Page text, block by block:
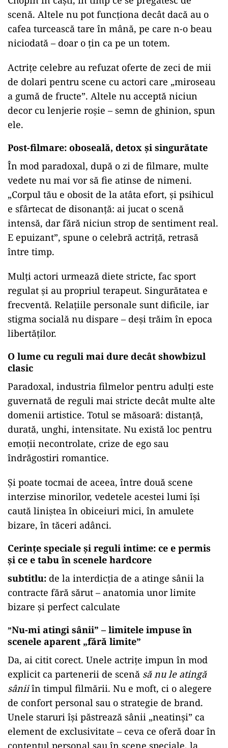
scenă. Altele nu pot funcționa decât dacă au o
cafea turcească tare în mână, pe care n-o beau
niciodată – doar o țin ca pe un totem.
Actrițe celebre au refuzat oferte de zeci de mii
de dolari pentru scene cu actori care „miroseau
a gumă de fructe”. Altele nu acceptă niciun
decor cu lenjerie roșie – semn de ghinion, spun
ele.
Post-filmare: oboseală, detox și singurătate
În mod paradoxal, după o zi de filmare, multe
vedete nu mai vor să fie atinse de nimeni.
„Corpul tău e obosit de la atâta efort, și psihicul
e sfârtecat de disonanță: ai jucat o scenă
intensă, dar fără niciun strop de sentiment real.
E epuizant”, spune o celebră actriță, retrasă
între timp.
Mulți actori urmează diete stricte, fac sport
regulat și au propriul terapeut. Singurătatea e
frecventă. Relațiile personale sunt dificile, iar
stigma socială nu dispare – deși trăim în epoca
libertăților.
O lume cu reguli mai dure decât showbizul
clasic
Paradoxal, industria filmelor pentru adulți este
guvernată de reguli mai stricte decât multe alte
domenii artistice. Totul se măsoară: distanță,
durată, unghi, intensitate. Nu există loc pentru
emoții necontrolate, crize de ego sau
îndrăgostiri romantice.
Și poate tocmai de aceea, între două scene
interzise minorilor, vedetele acestei lumi își
caută liniștea în obiceiuri mici, în amulete
bizare, în tăceri adânci.
Cerințe speciale și reguli intime: ce e permis
și ce e tabu în scenele hardcore
subtitlu: de la interdicția de a atinge sânii la
contracte fără sărut – anatomia unor limite
bizare și perfect calculate
”Nu-mi atingi sânii” – limitele impuse în
scenele aparent „fără limite”
Da, ai citit corect. Unele actrițe impun în mod
explicit ca partenerii de scenă să nu le atingă
sâniiîn timpul filmării. Nu e moft, ci o alegere
de confort personal sau o strategie de brand.
Unele staruri își păstrează sânii „neatinși” ca
element de exclusivitate – ceva ce oferă doar în